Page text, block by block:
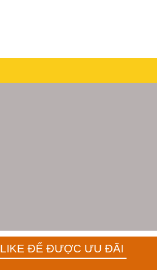
LIKE ĐỂ ĐƯỢC ƯU ĐÃI